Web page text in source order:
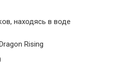
находясь в воде
Rising